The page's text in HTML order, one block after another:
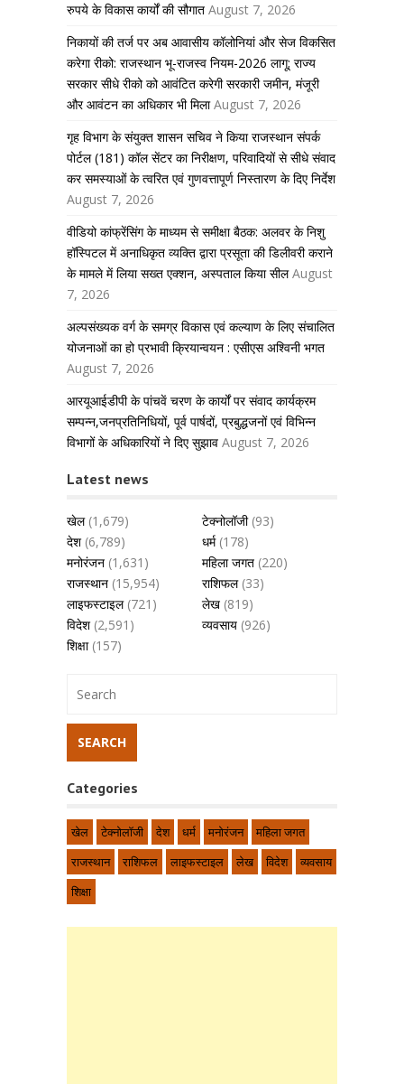
रुपये के विकास कार्यों की सौगात August 7, 2026
निकायों की तर्ज पर अब आवासीय कॉलोनियां और सेज विकसित
करेगा रीको: राजस्थान भू-राजस्व नियम-2026 लागू; राज्य
सरकार सीधे रीको को आवंटित करेगी सरकारी जमीन, मंजूरी
और आवंटन का अधिकार भी मिला August 7, 2026
गृह विभाग के संयुक्त शासन सचिव ने किया राजस्थान संपर्क
पोर्टल (181) कॉल सेंटर का निरीक्षण, परिवादियों से सीधे संवाद
कर समस्याओं के त्वरित एवं गुणवत्तापूर्ण निस्तारण के दिए निर्देश
August 7, 2026
वीडियो कांफ्रेंसिंग के माध्यम से समीक्षा बैठक: अलवर के निशु
हॉस्पिटल में अनाधिकृत व्यक्ति द्वारा प्रसूता की डिलीवरी कराने
के मामले में लिया सख्त एक्शन, अस्पताल किया सील August
7, 2026
अल्पसंख्यक वर्ग के समग्र विकास एवं कल्याण के लिए संचालित
योजनाओं का हो प्रभावी क्रियान्वयन : एसीएस अश्विनी भगत
August 7, 2026
आरयूआईडीपी के पांचवें चरण के कार्यों पर संवाद कार्यक्रम
सम्पन्न,जनप्रतिनिधियों, पूर्व पार्षदों, प्रबुद्धजनों एवं विभिन्न
विभागों के अधिकारियों ने दिए सुझाव August 7, 2026
Latest news
खेल(1,679) टेक्नोलॉजी(93)
देश(6,789) धर्म(178)
मनोरंजन (1,631) महिला जगत (220)
राजस्थान (15,954) राशिफल(33)
लाइफस्टाइल(721) लेख (819)
विदेश(2,591) व्यवसाय (926)
शिक्षा(157)
Categories
खेल टेक्नोलॉजी देश धर्म मनोरंजन
महिला जगत
राजस्थान
राशिफल लाइफस्टाइल लेख विदेश
व्यवसाय
शिक्षा